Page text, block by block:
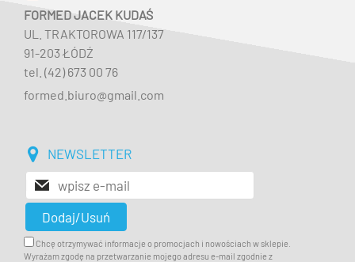
FORMED JACEK KUDAŚ
UL. TRAKTOROWA 117/137
91-203 ŁÓDŹ
tel. (42) 673 00 76
formed.biuro@gmail.com
NEWSLETTER
Chcę otrzymywać informacje o promocjach i nowościach w sklepie.
Wyrażam zgodę na przetwarzanie mojego adresu e-mail zgodnie z